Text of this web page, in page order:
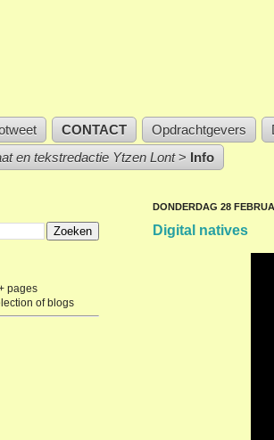
CONTACT Opdrachtgevers
en tekstredactie Ytzen Lont> Info
DONDERDAG 28
Digital natives
pages
of blogs